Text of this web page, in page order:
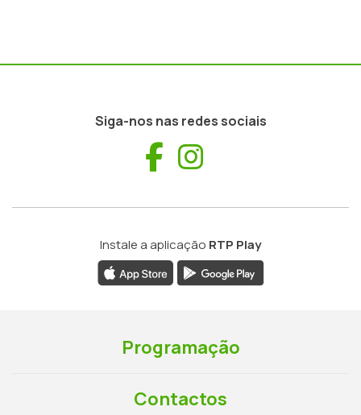
Siga-nos nas redes sociais
Facebook
Instale a aplicação RTP Play
Programação
Contactos